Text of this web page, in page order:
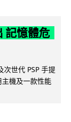
記憶體危
次世代 PSP 手提
機及一款性能